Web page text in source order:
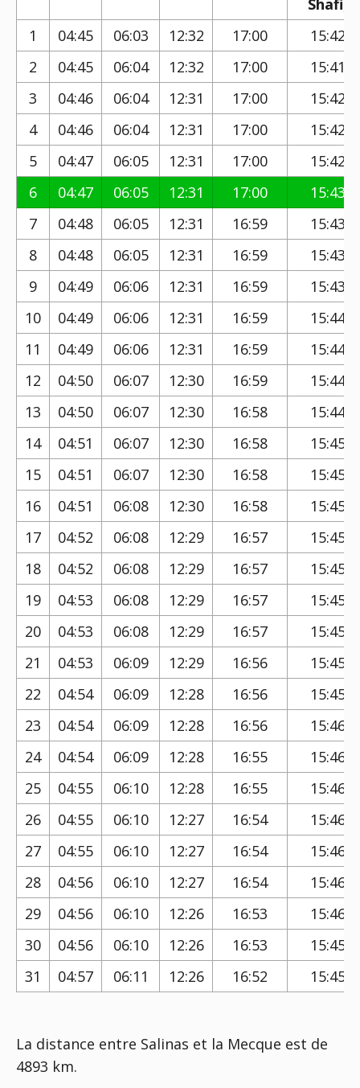
Shafi)
1
04:45 06:03 12:32 17:00
15:42
2
04:45 06:04 12:32 17:00
15:41
3
04:46 06:04 12:31 17:00
15:42
4
04:46 06:04 12:31 17:00
15:42
5
04:47 06:05 12:31 17:00
15:42
6
04:47 06:05 12:31 17:00
15:43
7
04:48 06:05 12:31 16:59
15:43
8
04:48 06:05 12:31 16:59
15:43
9
04:49 06:06 12:31 16:59
15:43
10
04:49 06:06 12:31 16:59
15:44
11
04:49 06:06 12:31 16:59
15:44
12
04:50 06:07 12:30 16:59
15:44
13
04:50 06:07 12:30 16:58
15:44
14
04:51 06:07 12:30 16:58
15:45
15
04:51 06:07 12:30 16:58
15:45
16
04:51 06:08 12:30 16:58
15:45
17
04:52 06:08 12:29 16:57
15:45
18
04:52 06:08 12:29 16:57
15:45
19
04:53 06:08 12:29 16:57
15:45
20
04:53 06:08 12:29 16:57
15:45
21
04:53 06:09 12:29 16:56
15:45
22
04:54 06:09 12:28 16:56
15:45
23
04:54 06:09 12:28 16:56
15:46
24
04:54 06:09 12:28 16:55
15:46
25
04:55 06:10 12:28 16:55
15:46
26
04:55 06:10 12:27 16:54
15:46
27
04:55 06:10 12:27 16:54
15:46
28
04:56 06:10 12:27 16:54
15:46
29
04:56 06:10 12:26 16:53
15:46
30
04:56 06:10 12:26 16:53
15:45
31
04:57 06:11 12:26 16:52 15:45
La distance entre Salinas et la Mecque est de
4893 km.